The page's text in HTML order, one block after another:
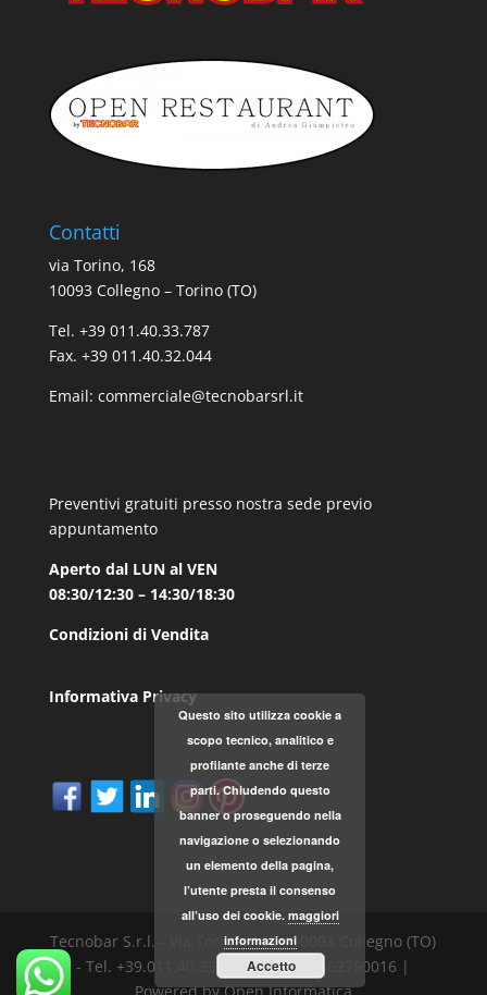
Contatti
via Torino, 168
10093 Collegno – Torino (TO)
Tel. +39 011.40.33.787
Fax. +39 011.40.32.044
Email: commerciale@tecnobarsrl.it
Preventivi gratuiti presso nostra sede previo
appuntamento
Aperto dal LUN al VEN
08:30/12:30 – 14:30/18:30
Condizioni di Vendita
Informativa Privacy
Tecnobar S.r.l. - Via Torino, 168 - 10093 Collegno (TO)
- Tel. +39.011.40.33.787 - P.IVA 04562790016 |
Questo sito utilizza cookie a
scopo tecnico, analitico e
profilante anche di terze
parti. Chiudendo questo
banner o proseguendo nella
navigazione o selezionando
un elemento della pagina,
l’utente presta il consenso
all’uso dei cookie. maggiori
informazioni
Accetto